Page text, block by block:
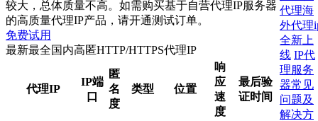
较大，总体质量不高。如需购买基于自营代理IP服务器
的高质量代理IP产品，请开通测试订单。
免费试用
最新最全国内高匿HTTP/HTTPS代理IP
代理IP
IP端
口
匿
名
度
类型 位置
响
应
速
度
最后验
证时间
代理海
外代理
全新上
线 IP代
理服务
器常见
问题及
解决方